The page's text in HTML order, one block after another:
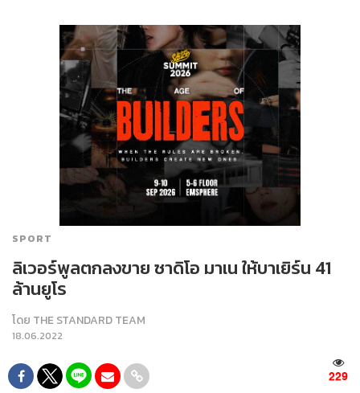
SPORT
ลิเวอร์พูลตกลงขาย ซาดิโอ มาเน ให้บาเยิร์น 41
ล้านยูโร
โดย THE STANDARD TEAM
18.06.2022
229